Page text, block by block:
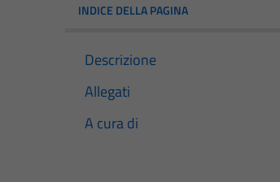
INDICE DELLA PAGINA
Descrizione
Allegati
A cura di